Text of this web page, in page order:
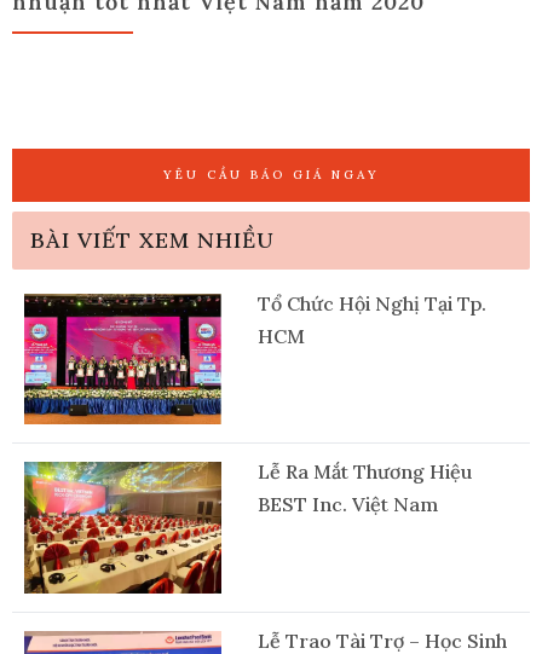
YÊU CẦU BÁO GIÁ NGAY
BÀI VIẾT XEM NHIỀU
Tổ Chức Hội Nghị Tại Tp.
HCM
Lễ Ra Mắt Thương Hiệu
BEST Inc. Việt Nam
Lễ Trao Tài Trợ – Học Sinh